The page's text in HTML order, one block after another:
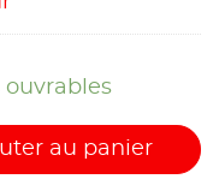
ouvrables
au panier